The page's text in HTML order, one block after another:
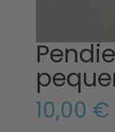
10,00 €